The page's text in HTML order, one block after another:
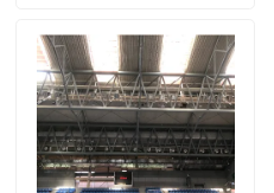
Fabrieksreis
Kwaliteitscontrole
Contacteer ons